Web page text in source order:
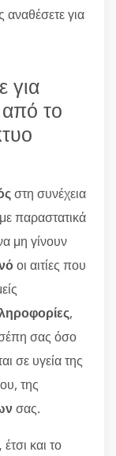
αναθέσετε για
για
το
στη συνέχεια
παραστατικά
μη γίνουν
οι αιτίες που
,
σας όσο
σε υγεία της
της
σας.
έτσι και το